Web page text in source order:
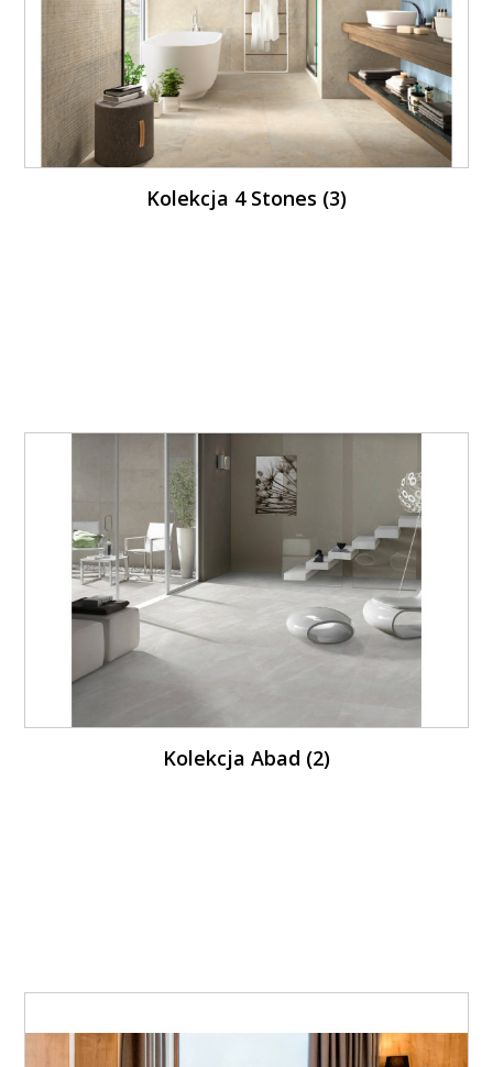
Kolekcja 4 Stones (3)
Kolekcja Abad (2)